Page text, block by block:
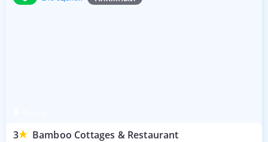
3 Bamboo Cottages & Restaurant